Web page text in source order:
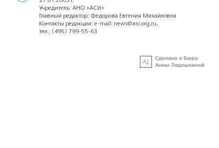
Учредитель: АНО «АСИ»
Главный редактор: Федорова Евгения Михайловна
Контакты редакции: e-mail: news@asi.org.ru,
тел.: (495) 799-55-63